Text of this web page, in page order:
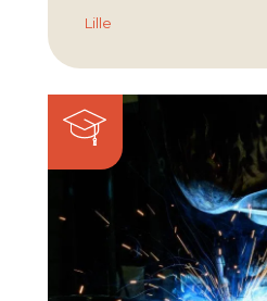
Lille